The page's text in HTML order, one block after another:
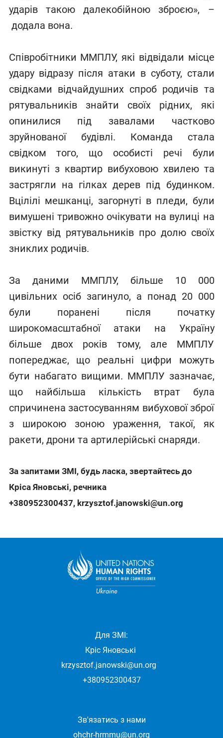
ударів такою далекобійною зброєю», –
додала вона.
Співробітники ММПЛУ, які відвідали місце
удару відразу після атаки в суботу, стали
свідками відчайдушних спроб родичів та
рятувальників знайти своїх рідних, які
опинилися під завалами частково
зруйнованої будівлі. Команда стала
свідком того, що особисті речі були
викинуті з квартир вибуховою хвилею та
застрягли на гілках дерев під будинком.
Вцілілі мешканці, загорнуті в пледи, були
вимушені тривожно очікувати на вулиці на
звістку від рятувальників про долю своїх
зниклих родичів.
За даними ММПЛУ, більше 10 000
цивільних осіб загинуло, а понад 20 000
були поранені після початку
широкомасштабної атаки на Україну
більше двох років тому, але ММПЛУ
попереджає, що реальні цифри можуть
бути набагато вищими. ММПЛУ зазначає,
що найбільша кількість втрат була
спричинена застосуванням вибухової зброї
з широкою зоною ураження, такої, як
ракети, дрони та артилерійські снаряди.
За запитами ЗМІ, будь ласка, звертайтесь до
Кріса Яновські, речника
+380952300437, krzysztof.janowski@un.org
Для ЗМІ:
Кріс Яновські
krzysztof.janowski@un.org
+380952300437
Зв'язатись з нами
ohchr-hrmmu@un.org